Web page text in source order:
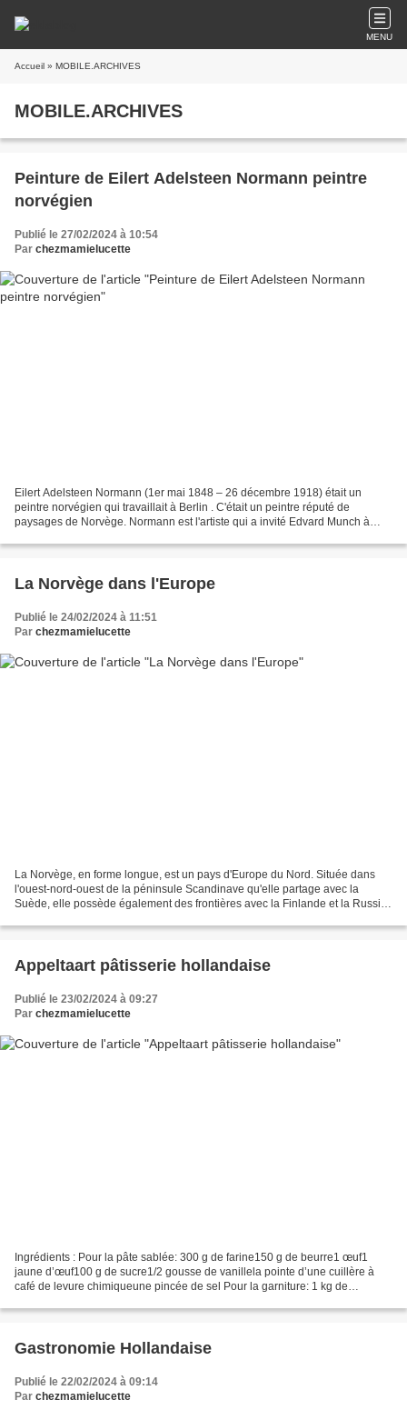
MENU
Accueil » MOBILE.ARCHIVES
MOBILE.ARCHIVES
Peinture de Eilert Adelsteen Normann peintre
norvégien
Publié le 27/02/2024 à 10:54
Par chezmamielucette
Eilert Adelsteen Normann (1er mai 1848 – 26 décembre 1918) était un
peintre norvégien qui travaillait à Berlin . C'était un peintre réputé de
paysages de Norvège. Normann est l'artiste qui a invité Edvard Munch à
La Norvège dans l'Europe
Publié le 24/02/2024 à 11:51
Par chezmamielucette
La Norvège, en forme longue, est un pays d'Europe du Nord. Située dans
l'ouest-nord-ouest de la péninsule Scandinave qu'elle partage avec la
Suède, elle possède également des frontières avec la Finlande et la Russie
Appeltaart pâtisserie hollandaise
Publié le 23/02/2024 à 09:27
Par chezmamielucette
Ingrédients : Pour la pâte sablée: 300 g de farine150 g de beurre1 œuf1
jaune d’œuf100 g de sucre1/2 gousse de vanillela pointe d’une cuillère à
café de levure chimiqueune pincée de sel Pour la garniture: 1 kg de
Gastronomie Hollandaise
Publié le 22/02/2024 à 09:14
Par chezmamielucette